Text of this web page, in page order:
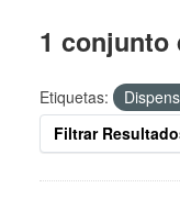
1 conjunto
Etiquetas:
Filtrar